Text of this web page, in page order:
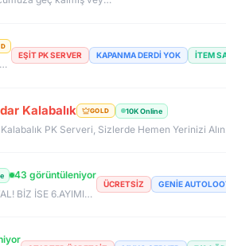
EŞİT PK SERVER, YENİ AÇILDI. ✅ Her şey ücretsiz ✅ Kesinlikle item satışı yok ✅ Herkes eşit şartlarda başlayacak ✅ JR, BDW, Chaos ve savaş etkinlikleri aktif ✅ Kalabalık ve rekabetçi PK ortamı Bu cumartesi saat 21:00’da yeniden bizimle olun. Arkadaşlarınızı da davet edin, hep birlikte daha güçlü ve daha kalabalık bir başlangıç yapalım! Desteğiniz ve anlayışınız için teşekkür ederiz.
EŞİT PK SERVER KAPANMA DERDİ YOK İTEM
Kalabalık GOLD 10K Online
PK Serveri, Sizlerde Hemen Yerinizi Alın.
43 görüntüleniyor
7 AĞUSTOS SAAT 22:00 DA SAKIN BU FIRSATI KAÇIRMA! BİZİMLE YOLA ÇIKAN HERKES BUGÜN İPTAL! BİZ İSE 6.AYIMIZI DEVİRDİK, İLK GÜNKİ GİBİ GEÇ KALMAYACAĞIN TEK SİSTEM!
ÜCRETSIZ GENIE